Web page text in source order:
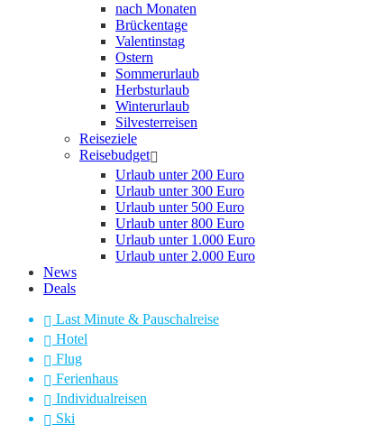
nach Monaten
Brückentage
Valentinstag
Ostern
Sommerurlaub
Herbsturlaub
Winterurlaub
Silvesterreisen
Reiseziele
Reisebudget
Urlaub unter 200 Euro
Urlaub unter 300 Euro
Urlaub unter 500 Euro
Urlaub unter 800 Euro
Urlaub unter 1.000 Euro
Urlaub unter 2.000 Euro
News
Deals
Last Minute & Pauschalreise
Hotel
Flug
Ferienhaus
Individualreisen
Ski